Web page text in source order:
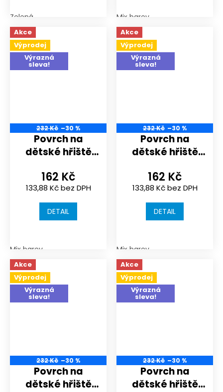
Zelená Mix barev
Akce
Výprodej
Výrazná
sleva!
232 Kč –30 %
Povrch na
dětské hřiště
sportoviště |
306x306x20 mm
| spojení puzzle
133,88 Kč bez DPH
162 Kč
DETAIL
Mix barev
Akce
Výprodej
Výrazná
sleva!
232 Kč –30 %
Povrch na
dětské hřiště
sportoviště |
306x306x20 mm
| spojení puzzle
133,88 Kč bez DPH
162 Kč
DETAIL
Mix barev
Akce
Výprodej
Výrazná
sleva!
232 Kč –30 %
Povrch na
dětské hřiště
Akce
Výprodej
Výrazná
sleva!
232 Kč –30 %
Povrch na
dětské hřiště